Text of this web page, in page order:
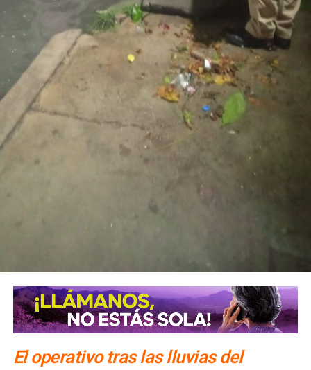
tras dos su1c1d10s
El operativo tras las lluvias del